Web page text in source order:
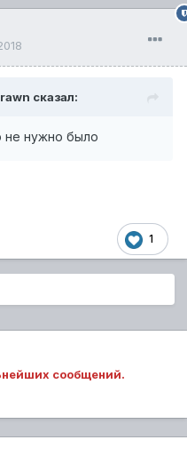
сказал:
не нужно было
1
сообщений.